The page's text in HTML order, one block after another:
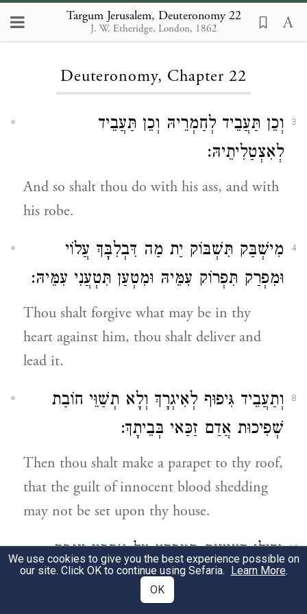
Targum Jerusalem, Deuteronomy 22
J. W. Etheridge, London, 1862
Loading...
Deuteronomy, Chapter 22
3
וְכֵן תַּעֲבֵיד לְחַמְרֵיהּ וְכֵן תַּעֲבֵיד
לְאִצְטַלִיתֵיהּ:
And so shalt thou do with his ass, and with
his robe.
4
מִישְׁבַּק תִּשְׁבּוֹק יַת מַה דִּבְלִבָּךְ עֲלוֹי
וּמִפְרַק תִּפְרוֹק עִמֵּיהּ וּמִטְעַן תִּטְעֲנִי עִמֵּיהּ:
Thou shalt forgive what may be in thy
heart against him, thou shalt deliver and
lead it.
8
וְתַעֲבֵיד גִּיפוּף לְאִיגְרָךְ וְלָא תְשַׁוֵּי חוֹבַת
שְׁפִיכוּת אֲדַם זַכַּאי בְּבֵיתָךְ:
Then thou shalt make a parapet to thy roof,
that the guilt of innocent blood shedding
may not be set upon thy house.
12 גְּדִילַן דְּצִיצִית תַּעַבְדוּן עַל אַרְבַּע צְנָפַת
גּוֹלָתֵיכוֹן דְּיִתְכַסּוּן בָּהּ:
We use cookies to give you the best experience possible on
our site. Click OK to continue using Sefaria. Learn More.
OK